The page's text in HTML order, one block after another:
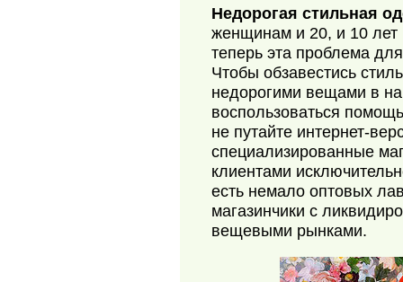
Недорогая стильная
женщинам и 20, и 10 лет
теперь эта проблема
Чтобы обзавестись
недорогими вещами в
воспользоваться
не путайте интернет-
специализированные
клиентами
есть немало оптовых
магазинчики с
вещевыми рынками.